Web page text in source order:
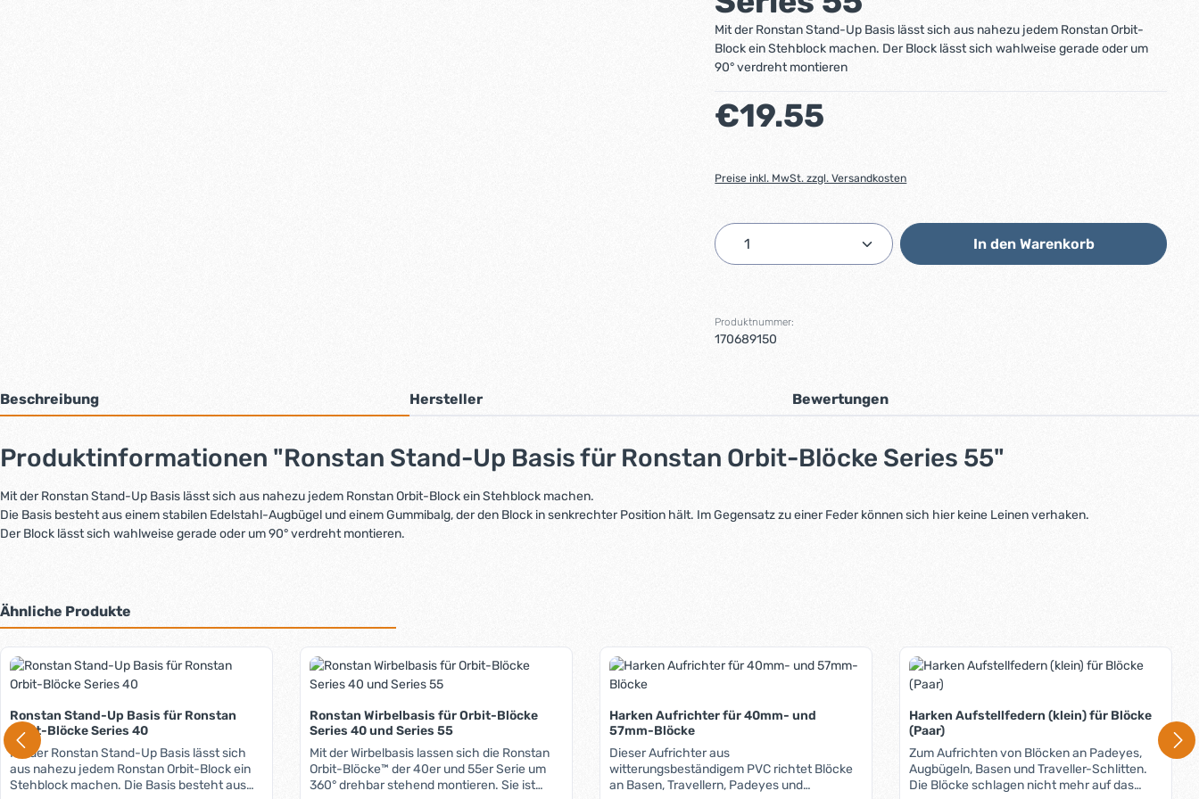
Mit der Ronstan Stand-Up Basis lässt sich aus nahezu jedem Ronstan Orbit-
Block ein Stehblock machen. Der Block lässt sich wahlweise gerade oder um
90° verdreht montieren
Regulärer Preis:
€19.55
Preise inkl. MwSt. zzgl. Versandkosten
Produkt Anzahl: Gib den gewünschten Wert ein
In den Warenkorb
Produktnummer:
170689150
Beschreibung Hersteller Bewertungen
Produktinformationen "Ronstan Stand-Up Basis für Ronstan Orbit-Blöcke Series 55"
Mit der Ronstan Stand-Up Basis lässt sich aus nahezu jedem Ronstan Orbit-Block ein Stehblock machen.
Die Basis besteht aus einem stabilen Edelstahl-Augbügel und einem Gummibalg, der den Block in senkrechter Position hält. Im Gegensatz zu einer Feder können sich hier keine Leinen verhaken.
Der Block lässt sich wahlweise gerade oder um 90° verdreht montieren.
Ähnliche Produkte
Produktgalerie überspringen
Ronstan Stand-Up Basis für Ronstan
Orbit-Blöcke Series 40
Mit der Ronstan Stand-Up Basis lässt sich
aus nahezu jedem Ronstan Orbit-Block ein
Stehblock machen. Die Basis besteht aus
Ronstan Wirbelbasis für Orbit-Blöcke
Series 40 und Series 55
Mit der Wirbelbasis lassen sich die Ronstan
Orbit-Blöcke™ der 40er und 55er Serie um
360° drehbar stehend montieren. Sie ist
Harken Aufrichter für 40mm- und
57mm-Blöcke
Dieser Aufrichter aus
witterungsbeständigem PVC richtet Blöcke
an Basen, Travellern, Padeyes und
Harken Aufstellfedern (klein) für Blöcke
(Paar)
Zum Aufrichten von Blöcken an Padeyes,
Augbügeln, Basen und Traveller-Schlitten.
Die Blöcke schlagen nicht mehr auf das